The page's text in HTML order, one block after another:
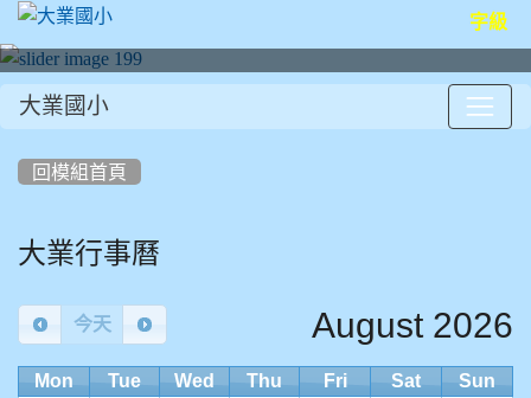
字級
大業國小
回模組首頁
大業行事曆
今天 August 2026
Mon Tue Wed Thu Fri Sat
Sun